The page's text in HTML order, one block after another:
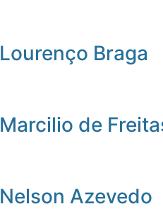
Lourenço Braga
Marcilio de
Nelson Azevedo